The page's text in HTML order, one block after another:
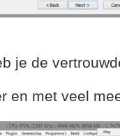
je de
en met veel